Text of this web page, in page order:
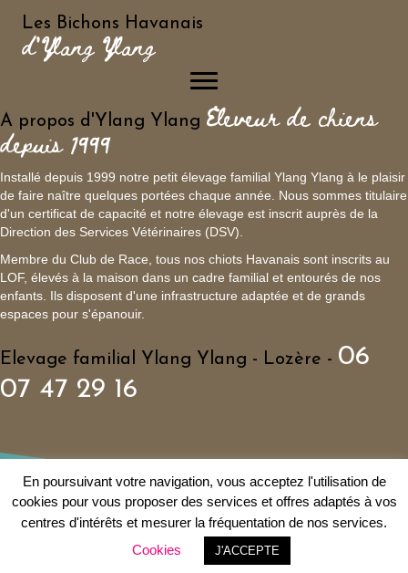
Les Bichons Havanais
d'Ylang Ylang
A propos d'Ylang Ylang Eleveur de chiens
depuis 1999
Installé depuis 1999 notre petit élevage familial Ylang Ylang à le plaisir
de faire naître quelques portées chaque année. Nous sommes titulaire
d'un certificat de capacité et notre élevage est inscrit auprès de la
Direction des Services Vétérinaires (DSV).
Membre du Club de Race, tous nos chiots Havanais sont inscrits au
LOF, élevés à la maison dans un cadre familial et entourés de nos
enfants. Ils disposent d'une infrastructure adaptée et de grands
espaces pour s'épanouir.
Elevage familial Ylang Ylang - Lozère - 06
07 47 29 16
© 1999 - Elevage familial de Bichon Havanais Ylang Ylang
Politique de confidentialité
Mentions légales
Agence Web Digitalyz
En poursuivant votre navigation, vous acceptez l'utilisation de
cookies pour vous proposer des services et offres adaptés à vos
centres d'intérêts et mesurer la fréquentation de nos services.
Cookies
J'ACCEPTE